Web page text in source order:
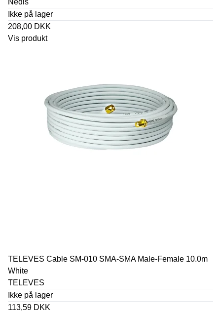
Nedis
Ikke på lager
208,00 DKK
Vis produkt
TELEVES Cable SM-010 SMA-SMA Male-Female 10.0m
White
TELEVES
Ikke på lager
113,59 DKK